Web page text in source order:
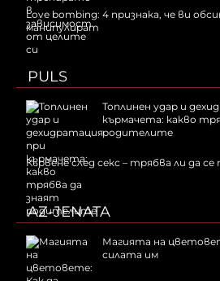
Love bombing: 4 признака, че ви
манипулират
PULS
Топлинен удар и
кърмачета: какво
родителите
Кървене след секс – трябва ли да
AZ-JENATA
Магията на
силата им